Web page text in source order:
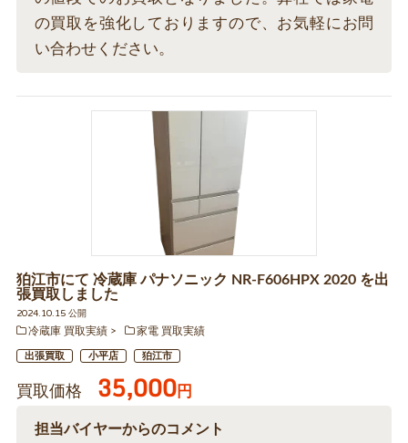
の買取を強化しておりますので、お気軽にお問
い合わせください。
狛江市にて 冷蔵庫 パナソニック NR-F606HPX 2020 を出
張買取しました
2024.10.15 公開
冷蔵庫 買取実績
家電 買取実績
出張買取 小平店 狛江市
買取価格 35,000円
担当バイヤーからのコメント